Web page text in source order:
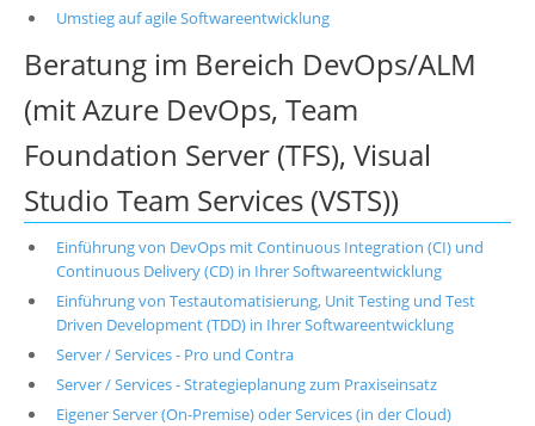
Umstieg auf agile Softwareentwicklung
Beratung im Bereich DevOps/ALM
(mit Azure DevOps, Team
Foundation Server (TFS), Visual
Studio Team Services (VSTS))
Einführung von DevOps mit Continuous Integration (CI) und
Continuous Delivery (CD) in Ihrer Softwareentwicklung
Einführung von Testautomatisierung, Unit Testing und Test
Driven Development (TDD) in Ihrer Softwareentwicklung
Server / Services - Pro und Contra
Server / Services - Strategieplanung zum Praxiseinsatz
Eigener Server (On-Premise) oder Services (in der Cloud)